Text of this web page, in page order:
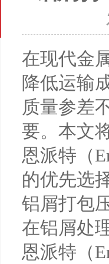
在现代金
降低运输
质量参差
要。本文
恩派特（
的优先选
铝屑打包
在铝屑处
恩派特（